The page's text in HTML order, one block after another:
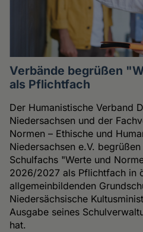
Verbände begrüßen
als Pflichtfach
Der Humanistische Verband
Niedersachsen und der
Normen – Ethische und
Niedersachsen e.V.
Schulfachs "Werte und
2026/2027 als Pflichtfach in
allgemeinbildenden
Niedersächsische
Ausgabe seines
hat.